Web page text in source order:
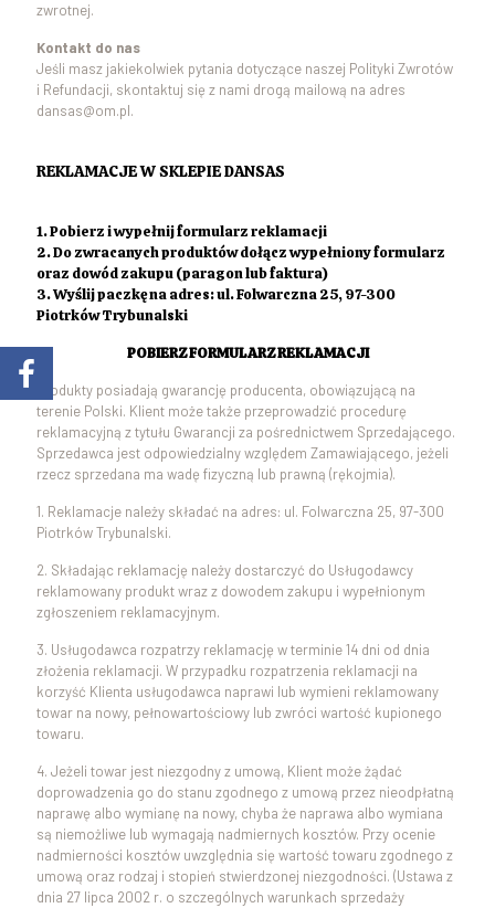
zwrotnej.
Kontakt do nas
Jeśli masz jakiekolwiek pytania dotyczące naszej Polityki Zwrotów
i Refundacji, skontaktuj się z nami drogą mailową na adres
dansas@om.pl.
REKLAMACJE W SKLEPIE DANSAS
1. Pobierz i wypełnij formularz reklamacji
2. Do zwracanych produktów dołącz wypełniony formularz
oraz dowód zakupu (paragon lub faktura)
3. Wyślij paczkę na adres: ul. Folwarczna 25, 97-300
Piotrków Trybunalski
POBIERZ FORMULARZ REKLAMACJI
Produkty posiadają gwarancję producenta, obowiązującą na
terenie Polski. Klient może także przeprowadzić procedurę
reklamacyjną z tytułu Gwarancji za pośrednictwem Sprzedającego.
Sprzedawca jest odpowiedzialny względem Zamawiającego, jeżeli
rzecz sprzedana ma wadę fizyczną lub prawną (rękojmia).
1. Reklamacje należy składać na adres: ul. Folwarczna 25, 97-300
Piotrków Trybunalski.
2. Składając reklamację należy dostarczyć do Usługodawcy
reklamowany produkt wraz z dowodem zakupu i wypełnionym
zgłoszeniem reklamacyjnym.
3. Usługodawca rozpatrzy reklamację w terminie 14 dni od dnia
złożenia reklamacji. W przypadku rozpatrzenia reklamacji na
korzyść Klienta usługodawca naprawi lub wymieni reklamowany
towar na nowy, pełnowartościowy lub zwróci wartość kupionego
towaru.
4. Jeżeli towar jest niezgodny z umową, Klient może żądać
doprowadzenia go do stanu zgodnego z umową przez nieodpłatną
naprawę albo wymianę na nowy, chyba że naprawa albo wymiana
są niemożliwe lub wymagają nadmiernych kosztów. Przy ocenie
nadmierności kosztów uwzględnia się wartość towaru zgodnego z
umową oraz rodzaj i stopień stwierdzonej niezgodności. (Ustawa z
dnia 27 lipca 2002 r. o szczególnych warunkach sprzedaży